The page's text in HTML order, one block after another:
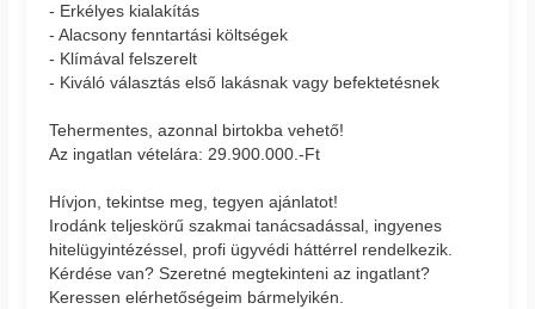
- Erkélyes kialakítás
- Alacsony fenntartási költségek
- Klímával felszerelt
- Kiváló választás első lakásnak vagy befektetésnek
Tehermentes, azonnal birtokba vehető!
Az ingatlan vételára: 29.900.000.-Ft
Hívjon, tekintse meg, tegyen ajánlatot!
Irodánk teljeskörű szakmai tanácsadással, ingyenes
hitelügyintézéssel, profi ügyvédi háttérrel rendelkezik.
Kérdése van? Szeretné megtekinteni az ingatlant?
Keressen elérhetőségeim bármelyikén.